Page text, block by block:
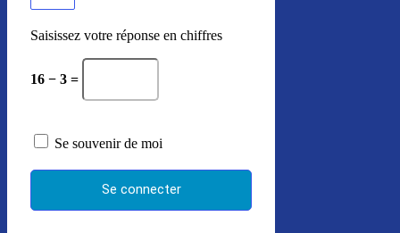
Saisissez votre réponse en chiffres
16 − 3 =
Se souvenir de moi